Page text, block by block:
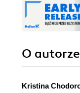
O autorze
Kristina